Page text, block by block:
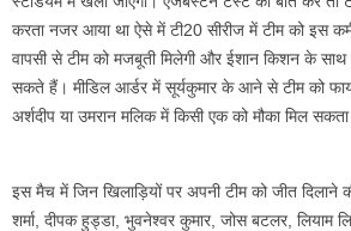
करता नजर आया था ऐसे में टी20 सीरीज में टीम को इस कमी
वापसी से टीम को मजबूती मिलेगी और ईशान किशन के
सकते हैं। मीडिल आर्डर में सूर्यकुमार के आने से टीम को
अर्शदीप या उमरान मलिक में किसी एक को मौका मिल
इस मैच में जिन खिलाड़ियों पर अपनी टीम को जीत दिलाने की
शर्मा, दीपक हुड्डा, भुवनेश्वर कुमार, जोस बटलर, लियाम